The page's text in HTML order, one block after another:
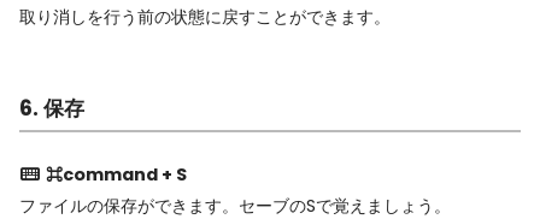
取り消しを行う前の状態に戻すことができます。
6. 保存
⌘command + S
ファイルの保存ができます。セーブのSで覚えましょう。